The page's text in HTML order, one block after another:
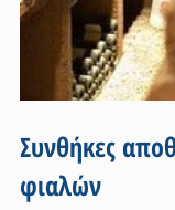
Συνθήκες
φιαλών